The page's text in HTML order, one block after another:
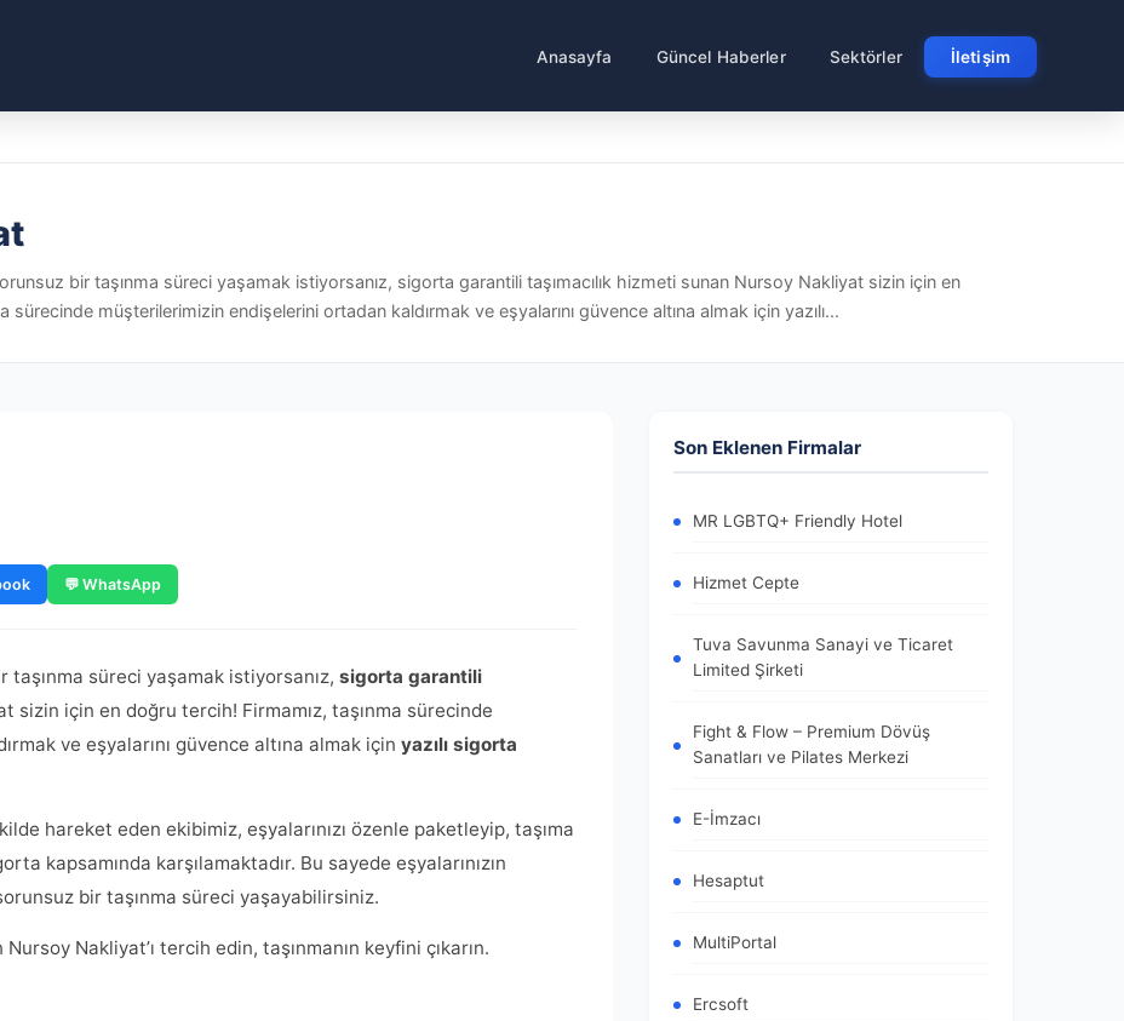
Anasayfa Güncel Haberler Sektörler İletişim
bir taşınma süreci yaşamak istiyorsanız, sigorta garantili taşımacılık hizmeti sunan Nursoy Nakliyat sizin için en
sürecinde müşterilerimizin endişelerini ortadan kaldırmak ve eşyalarını güvence altına almak için yazılı...
💬 WhatsApp
taşınma süreci yaşamak istiyorsanız, sigorta garantili
sizin için en doğru tercih! Firmamız, taşınma sürecinde
ve eşyalarını güvence altına almak için yazılı sigorta
hareket eden ekibimiz, eşyalarınızı özenle paketleyip, taşıma
kapsamında karşılamaktadır. Bu sayede eşyalarınızın
bir taşınma süreci yaşayabilirsiniz.
Nakliyat’ı tercih edin, taşınmanın keyfini çıkarın.
Son Eklenen Firmalar
MR LGBTQ+ Friendly Hotel
Hizmet Cepte
Tuva Savunma Sanayi ve Ticaret
Limited Şirketi
Fight & Flow – Premium Dövüş
Sanatları ve Pilates Merkezi
E-İmzacı
Hesaptut
MultiPortal
Ercsoft